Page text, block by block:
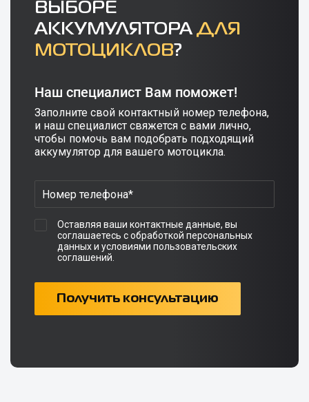
ВЫБОРЕ
АККУМУЛЯТОРА ДЛЯ
МОТОЦИКЛОВ?
Наш специалист Вам поможет!
Заполните свой контактный номер телефона,
и наш специалист свяжется с вами лично,
чтобы помочь вам подобрать подходящий
аккумулятор для вашего мотоцикла.
Оставляя ваши контактные данные, вы
соглашаетесь с обработкой персональных
данных и условиями пользовательских
соглашений.
Получить консультацию